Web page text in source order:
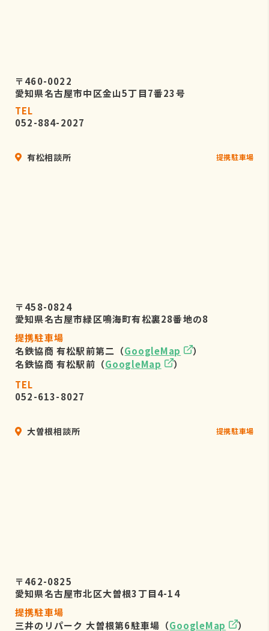
〒460-0022
愛知県名古屋市中区金山5丁目7番23号
TEL
052-884-2027
有松相談所 提携駐車場
〒458-0824
愛知県名古屋市緑区鳴海町有松裏28番地の8
提携駐車場
名鉄協商 有松駅前第二（GoogleMap
）
名鉄協商 有松駅前（GoogleMap
）
TEL
052-613-8027
大曽根相談所 提携駐車場
〒462-0825
愛知県名古屋市北区大曽根3丁目4-14
提携駐車場
三井のリパーク 大曽根第6駐車場（GoogleMap
）